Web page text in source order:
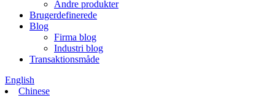
Andre produkter
Brugerdefinerede
Blog
Firma blog
Industri blog
Transaktionsmåde
English
Chinese